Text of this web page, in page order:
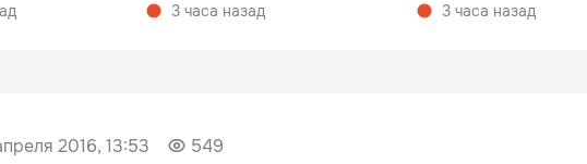
3 часа назад
3 часа назад
2016, 13:53 549